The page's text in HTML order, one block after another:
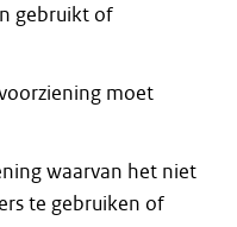
gebruikt of
moet
waarvan het niet
te gebruiken of